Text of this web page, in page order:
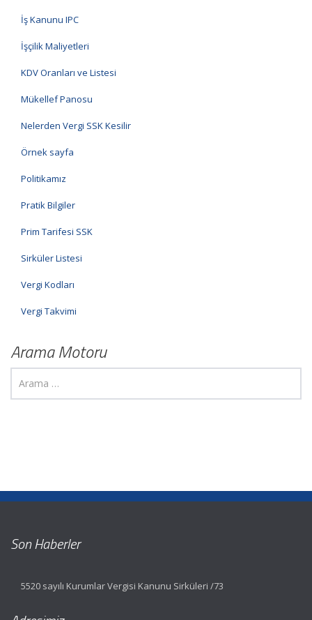
İş Kanunu IPC
İşçilik Maliyetleri
KDV Oranları ve Listesi
Mükellef Panosu
Nelerden Vergi SSK Kesilir
Örnek sayfa
Politikamız
Pratik Bilgiler
Prim Tarifesi SSK
Sirküler Listesi
Vergi Kodları
Vergi Takvimi
Arama Motoru
Son Haberler
5520 sayılı Kurumlar Vergisi Kanunu Sirküleri /73